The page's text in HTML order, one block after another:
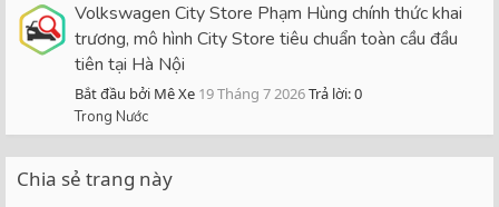
Volkswagen City Store Phạm Hùng chính thức khai
trương, mô hình City Store tiêu chuẩn toàn cầu đầu
tiên tại Hà Nội
Bắt đầu bởi Mê Xe 19 Tháng 7 2026Trả lời: 0
Trong Nước
Chia sẻ trang này